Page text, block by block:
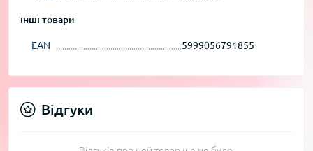
інші товари
EAN 5999056791855
Відгуки